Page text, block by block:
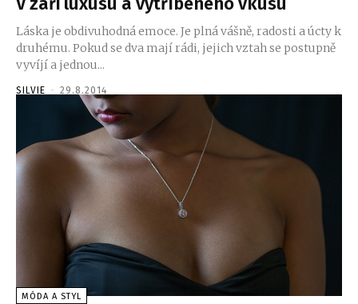
Láska je obdivuhodná emoce. Je plná vášně, radosti a úcty k
druhému. Pokud se dva mají rádi, jejich vztah se postupně
vyvíjí a jednou...
SILVIE - 29.8.2014
MÓDA A STYL